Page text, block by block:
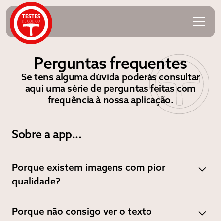
Perguntas frequentes
Se tens alguma dúvida poderás consultar
aqui uma série de perguntas feitas com
frequência à nossa aplicação.
Sobre a app...
Porque existem imagens com pior
qualidade?
mesmas deve-se ao facto do IMT as disponibilizar
Porque não consigo ver o texto